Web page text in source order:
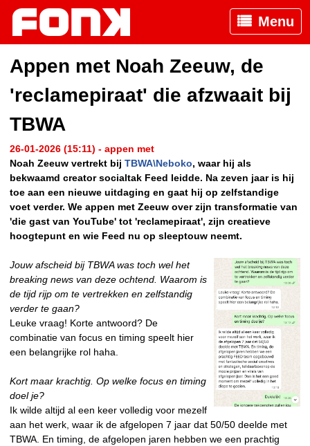
Menu
Appen met Noah Zeeuw, de
'reclamepiraat' die afzwaait bij
TBWA
26-01-2026 (15:11) - appen met
Noah Zeeuw vertrekt bij TBWA\Neboko, waar hij als
bekwaamd creator socialtak Feed leidde. Na zeven jaar is hij
toe aan een nieuwe uitdaging en gaat hij op zelfstandige
voet verder. We appen met Zeeuw over zijn transformatie van
'die gast van YouTube' tot 'reclamepiraat', zijn creatieve
hoogtepunt en wie Feed nu op sleeptouw neemt.
Jouw afscheid bij TBWA was toch wel het
breaking news van deze ochtend. Waarom is
de tijd rijp om te vertrekken en zelfstandig
verder te gaan?
Leuke vraag! Korte antwoord? De
combinatie van focus en timing speelt hier
een belangrijke rol haha.
Kort maar krachtig. Op welke focus en timing
doel je?
Ik wilde altijd al een keer volledig voor mezelf
aan het werk, waar ik de afgelopen 7 jaar dat 50/50 deelde met
TBWA. En timing, de afgelopen jaren hebben we een prachtig